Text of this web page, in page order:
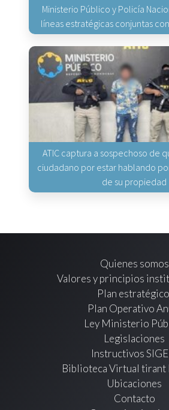
Ministerio Público y Policía
líneas estratégicas conjuntas
ATIC captura a sospechoso de
ciudadano por estar hablando
de su propiedad
Quienes somos
Valores y principios
Plan estratégico
Plan Operativo
Ley Ministerio
Legislaciones
Instructivos
Biblioteca Virtual tirant
Ubicaciones
Contacto